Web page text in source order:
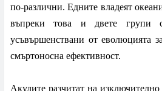
по-различни. Едните владеят
въпреки това и двете групи
усъвършенствани от еволюцията
смъртоносна ефективност.
Акулите разчитат на